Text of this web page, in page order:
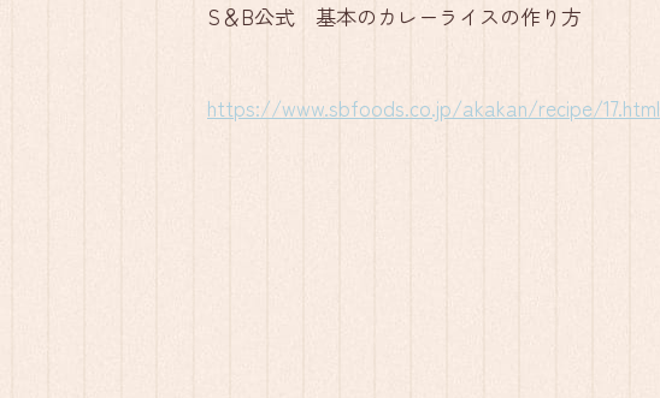
S＆B公式 基本のカレーライスの作り方
https://www.sbfoods.co.jp/akakan/recipe/17.html